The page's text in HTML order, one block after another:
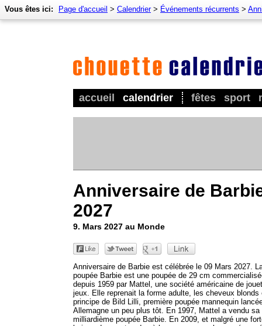
accueil calendrier fêtes sport
Vous êtes ici: Page d'accueil > Calendrier> Événements récurrents >
Anniversaire de
2027
9. Mars 2027 au Monde
Anniversaire de Barbie est célébrée le 09 Mars 2027.
poupée Barbie est une poupée de 29 cm
depuis 1959 par Mattel, une société américaine de
jeux. Elle reprenait la forme adulte, les cheveux blonds
principe de Bild Lilli, première poupée mannequin
Allemagne un peu plus tôt. En 1997, Mattel a vendu sa
milliardième poupée Barbie. En 2009, et malgré une